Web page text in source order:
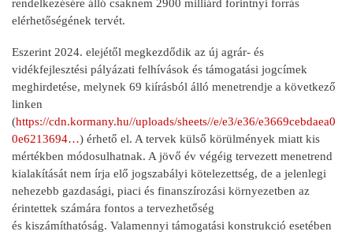
rendelkezésére álló csaknem 2900 milliárd forintnyi forrás
elérhetőségének tervét.
Eszerint 2024. elejétől megkezdődik az új agrár- és
vidékfejlesztési pályázati felhívások és támogatási jogcímek
meghirdetése, melynek 69 kiírásból álló menetrendje a következő
linken
(https://cdn.kormany.hu//uploads/sheets//e/e3/e36/e3669cebdaea0
0e6213694…) érhető el. A tervek külső körülmények miatt kis
mértékben módosulhatnak. A jövő év végéig tervezett menetrend
kialakítását nem írja elő jogszabályi kötelezettség, de a jelenlegi
nehezebb gazdasági, piaci és finanszírozási környezetben az
érintettek számára fontos a tervezhetőség
és kiszámíthatóság. Valamennyi támogatási konstrukció esetében